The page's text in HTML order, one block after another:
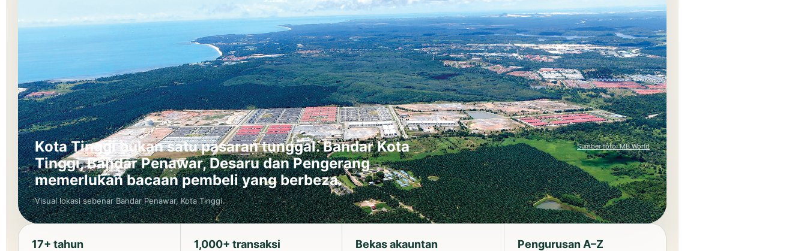
Kota Tinggi bukan satu pasaran tunggal. Bandar Kota
Tinggi, Bandar Penawar, Desaru dan Pengerang
memerlukan bacaan pembeli yang berbeza.
Visual lokasi sebenar Bandar Penawar, Kota Tinggi.
Sumber foto: MB World
17+ tahun 1,000+ transaksi Bekas akauntan Pengurusan A–Z